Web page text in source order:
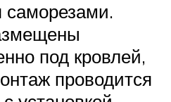
саморезами.
под кровлей,
проводится